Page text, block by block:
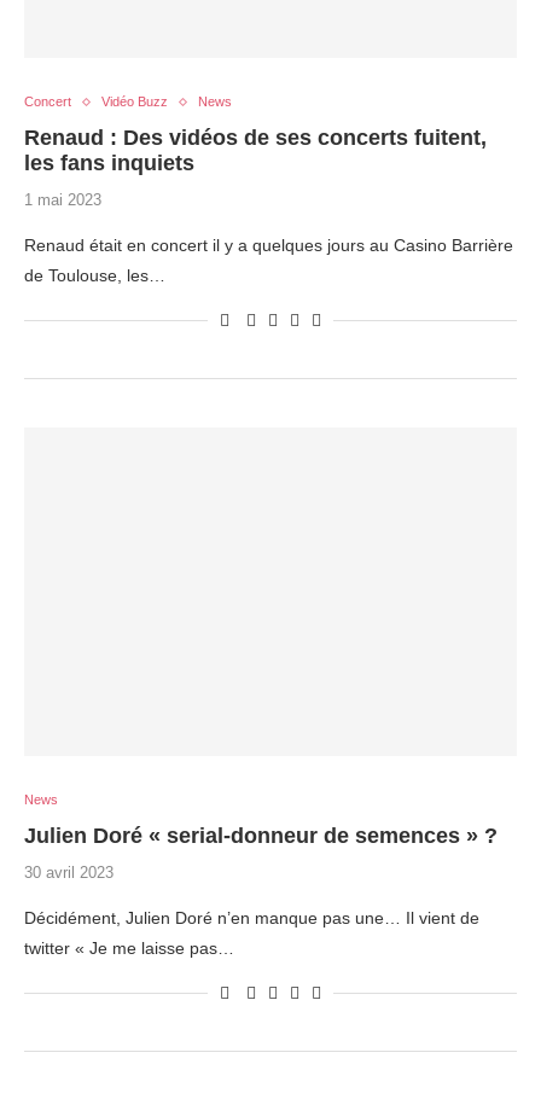
Concert Vidéo Buzz News
Renaud : Des vidéos de ses concerts fuitent,
les fans inquiets
1 mai 2023
Renaud était en concert il y a quelques jours au Casino Barrière
de Toulouse, les…
News
Julien Doré « serial-donneur de semences » ?
30 avril 2023
Décidément, Julien Doré n’en manque pas une… Il vient de
twitter « Je me laisse pas…